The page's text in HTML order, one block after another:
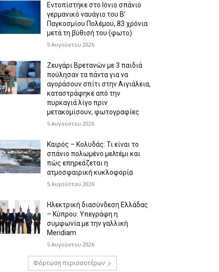
Εντοπίστηκε στο Ιόνιο σπάνιο
γερμανικό ναυάγιο του Β’
Παγκοσμίου Πολέμου, 83 χρόνια
μετά τη βύθισή του (φωτο)
5 Αυγούστου 2026
Ζευγάρι Βρετανών με 3 παιδιά
πούλησαν τα πάντα για να
αγοράσουν σπίτι στην Αιγιάλεια,
καταστράφηκε από την
πυρκαγιά λίγο πριν
μετακομίσουν, φωτογραφίες
5 Αυγούστου 2026
Καιρός – Κολυδάς: Τι είναι το
σπάνιο πολωμένο μελτέμι και
πώς επηρεάζεται η
ατμοσφαιρική κυκλοφορία
5 Αυγούστου 2026
Ηλεκτρική διασύνδεση Ελλάδας
– Κύπρου: Υπεγράφη η
συμφωνία με την γαλλική
Meridiam
5 Αυγούστου 2026
Φόρτωση περισσοτέρων